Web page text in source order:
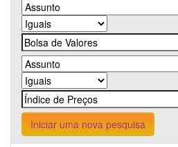
Iniciar uma nova pesquisa